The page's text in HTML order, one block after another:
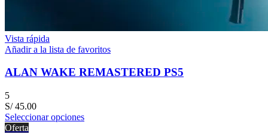
Vista rápida
Añadir a la lista de favoritos
ALAN WAKE REMASTERED PS5
5
S/45.00
Seleccionar opciones
Oferta